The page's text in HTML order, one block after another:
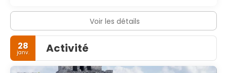
Voir les détails
28
janv. Activité